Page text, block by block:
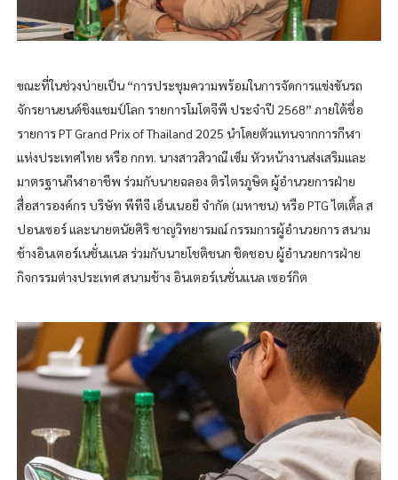
ขณะที่ในช่วงบ่ายเป็น “การประชุมความพร้อมในการจัดการแข่งขันรถ
จักรยานยนต์ชิงแชมป์โลก รายการโมโตจีพี ประจำปี 2568” ภายใต้ชื่อ
รายการ PT Grand Prix of Thailand 2025 นำโดยตัวแทนจากการกีฬา
แห่งประเทศไทย หรือ กกท. นางสาวสิวาณี เซ็ม หัวหน้างานส่งเสริมและ
มาตรฐานกีฬาอาชีพ ร่วมกับนายฉลอง ติรไตรภูษิต ผู้อำนวยการฝ่าย
สื่อสารองค์กร บริษัท พีทีจี เอ็นเนอยี จำกัด (มหาชน) หรือ PTG ไตเติ้ล ส
ปอนเซอร์ และนายตนัยศิริ ชาญวิทยารมณ์ กรรมการผู้อำนวยการ สนาม
ช้างอินเตอร์เนชั่นแนล ร่วมกับนายโชติชนก ชิดชอบ ผู้อำนวยการฝ่าย
กิจกรรมต่างประเทศ สนามช้าง อินเตอร์เนชั่นแนล เซอร์กิต